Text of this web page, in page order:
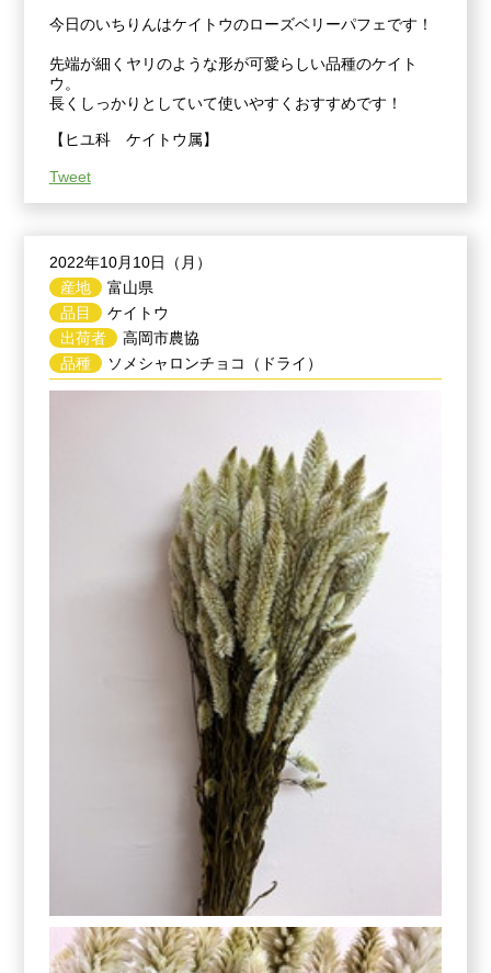
今日のいちりんはケイトウのローズベリーパフェです！
先端が細くヤリのような形が可愛らしい品種のケイト
ウ。
長くしっかりとしていて使いやすくおすすめです！
【ヒユ科 ケイトウ属】
Tweet
2022年10月10日（月）
産地
富山県
品目
ケイトウ
出荷者
高岡市農協
品種
ソメシャロンチョコ（ドライ）